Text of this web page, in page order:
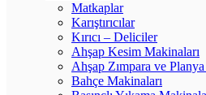
Matkaplar
Karıştırıcılar
Kırıcı – Deliciler
Ahşap Kesim Makinaları
Ahşap Zımpara ve
Bahçe Makinaları